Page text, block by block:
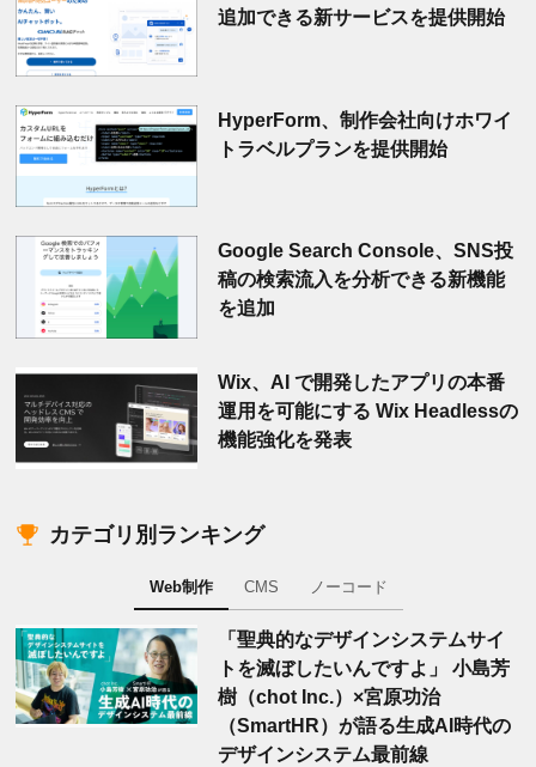
追加できる新サービスを提供開始
HyperForm、制作会社向けホワイ
トラベルプランを提供開始
Google Search Console、SNS投
稿の検索流入を分析できる新機能
を追加
Wix、AI で開発したアプリの本番
運用を可能にする Wix Headlessの
機能強化を発表
カテゴリ別ランキング
Web制作 CMS ノーコード
「聖典的なデザインシステムサイ
トを滅ぼしたいんですよ」 小島芳
樹（chot Inc.）×宮原功治
（SmartHR）が語る生成AI時代の
デザインシステム最前線